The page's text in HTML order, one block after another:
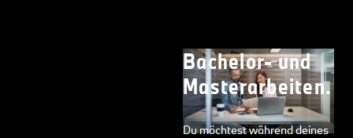
Bachelor- und
Masterarbeiten.
Du möchtest während deines